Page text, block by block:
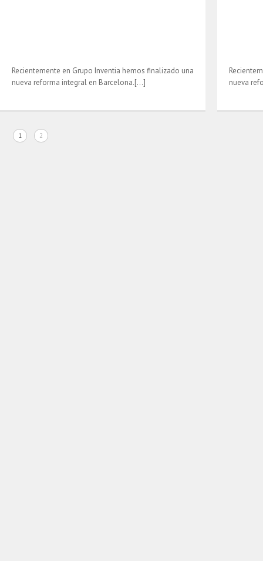
Recientemente en Grupo Inventia hemos finalizado una
nueva reforma integral en Barcelona.[…]
nueva
1 2